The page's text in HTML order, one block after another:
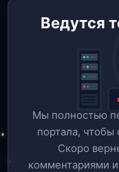
Ведутся
Мы полностью
портала,
Скоро
комментариями